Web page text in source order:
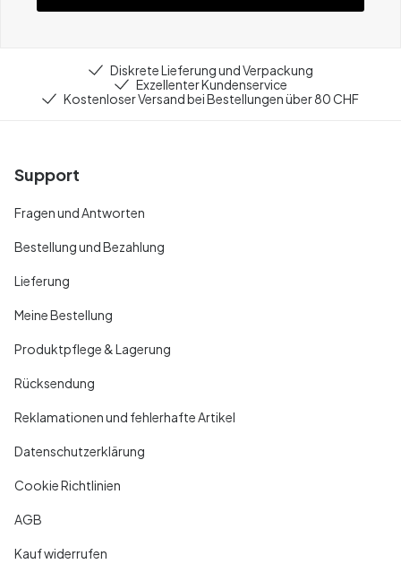
Diskrete Lieferung und Verpackung
Exzellenter Kundenservice
Kostenloser Versand bei Bestellungen über 80 CHF
Support
Fragen und Antworten
Bestellung und Bezahlung
Lieferung
Meine Bestellung
Produktpflege & Lagerung
Rücksendung
Reklamationen und fehlerhafte Artikel
Datenschutzerklärung
Cookie Richtlinien
AGB
Kauf widerrufen